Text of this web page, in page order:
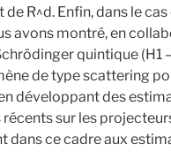
R^d. Enfin, dans le
avons montré, en
quintique (H1
de type scattering
développant des
sur les
dans ce cadre aux